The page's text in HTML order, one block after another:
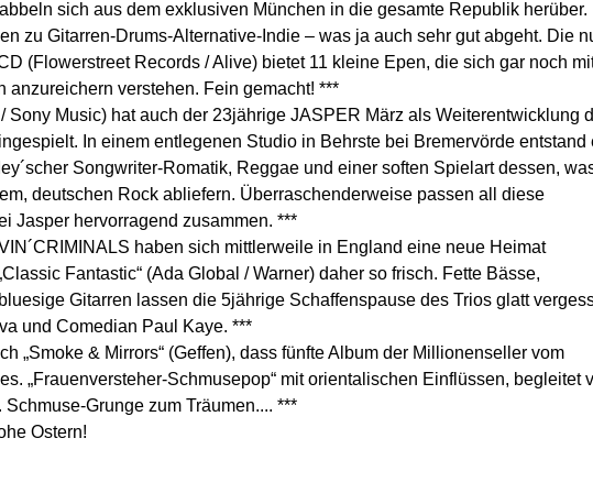
sich aus dem exklusiven München in die gesamte Republik herüber.
zu Gitarren-Drums-Alternative-Indie – was ja auch sehr gut abgeht. Die
(Flowerstreet Records / Alive) bietet 11 kleine Epen, die sich gar noch
anzureichern verstehen. Fein gemacht! ***
/ Sony Music) hat auch der 23jährige JASPER März als Weiterentwicklung
In einem entlegenen Studio in Behrste bei Bremervörde entstand
Songwriter-Romatik, Reggae und einer soften Spielart dessen,
deutschen Rock abliefern. Überraschenderweise passen all diese
Jasper hervorragend zusammen. ***
haben sich mittlerweile in England eine neue Heimat
Fantastic“ (Ada Global / Warner) daher so frisch. Fette Bässe,
Gitarren lassen die 5jährige Schaffenspause des Trios glatt
und Comedian Paul Kaye. ***
„Smoke & Mirrors“ (Geffen), dass fünfte Album der Millionenseller vom
„Frauenversteher-Schmusepop“ mit orientalischen Einflüssen, begleitet
Grunge zum Träumen.... ***
Ostern!